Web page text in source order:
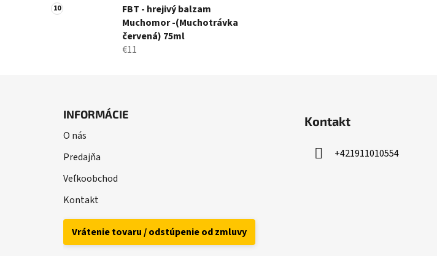
FBT - hrejivý balzam
Muchomor -(Muchotrávka
červená) 75ml
€11
INFORMÁCIE
O nás
Predajňa
Veľkoobchod
Kontakt
Vrátenie tovaru / odstúpenie od zmluvy
Kontakt
+421911010554